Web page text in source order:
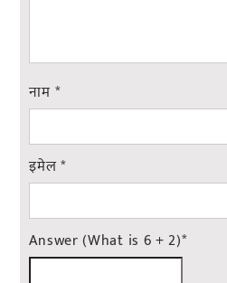
नाम *
इमेल*
Answer (What is 6 + 2)*